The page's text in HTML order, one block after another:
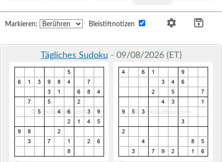
Markieren: Bleistiftnotizen
Tägliches Sudoku - 09/08/2026 (ET)